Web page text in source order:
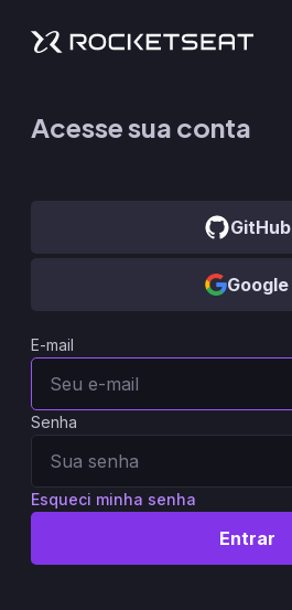
Acesse sua conta
GitHub
Google
E-mail
Senha
Esqueci minha senha
Entrar